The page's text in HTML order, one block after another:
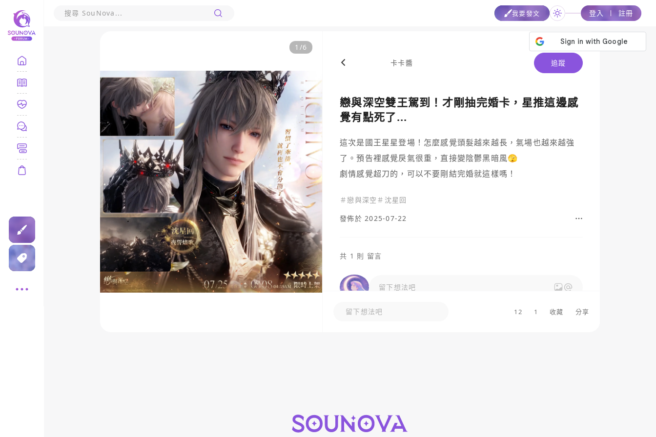
我要發文 登入 註冊
1 /6
卡卡醬
追蹤
戀與深空雙王駕到！才剛抽完婚卡，星推這邊感
覺有點死了...
這次是國王星星登場！怎麼感覺頭髮越來越長，氣場也越來越強
了。預告裡感覺戾氣很重，直接變陰鬱黑暗風🫣
劇情感覺超刀的，可以不要剛結完婚就這樣嗎！
＃ 戀與深空 ＃ 沈星回
發佈於 2025-07-22
共 1 則 留言
留下想法吧
留下想法吧 12 1 收藏 分享